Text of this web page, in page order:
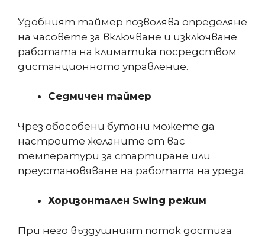
Удобният таймер позволява определяне
на часовете за включване и изключване
работата на климатика посредством
дистанционното управление.
Седмичен таймер
Чрез обособени бутони можете да
настроите желаните от вас
температури за стартиране или
преустановяване на работата на уреда.
Хоризонтален Swing режим
При него въздушният поток достига